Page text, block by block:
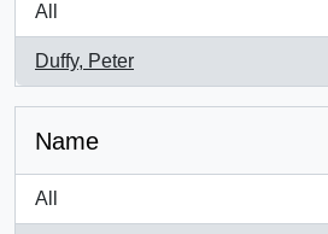
All
Duffy, Peter
, 1 results
Name
All